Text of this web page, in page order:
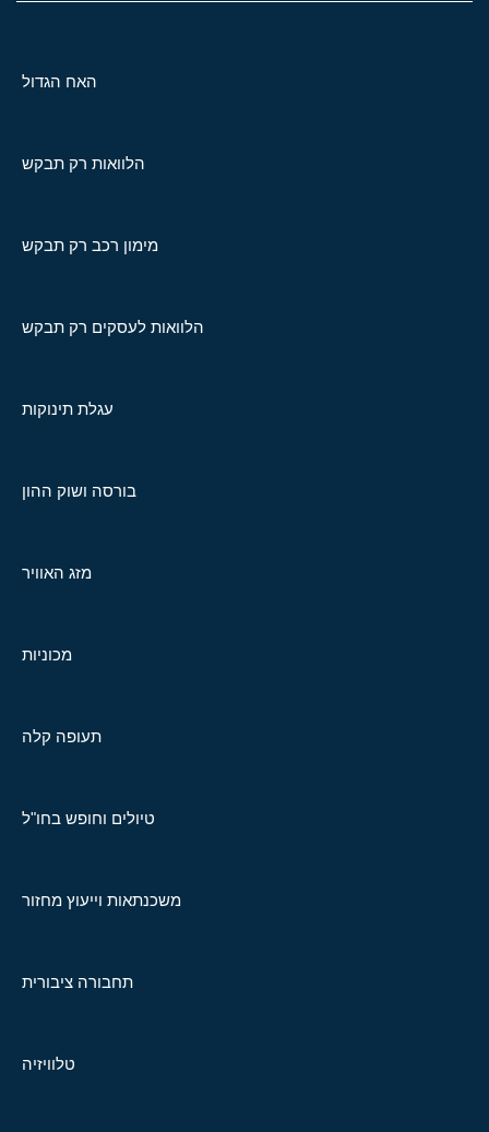
האח הגדול
הלוואות רק תבקש
מימון רכב רק תבקש
הלוואות לעסקים רק תבקש
עגלת תינוקות
בורסה ושוק ההון
מזג האוויר
מכוניות
תעופה קלה
טיולים וחופש בחו"ל
משכנתאות וייעוץ מחזור
תחבורה ציבורית
טלוויזיה